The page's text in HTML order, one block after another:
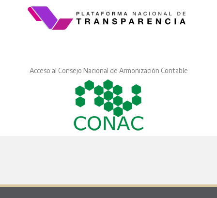
Acceso al Consejo Nacional de Armonización Contable